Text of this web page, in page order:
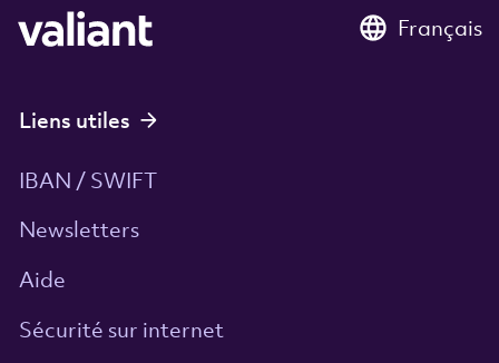
Français
Liens utiles
IBAN / SWIFT
Newsletters
Aide
Sécurité sur internet